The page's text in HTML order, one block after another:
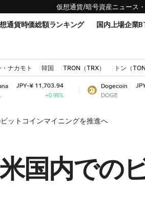
仮想通貨/暗号資産ニュース
通貨時価総額ランキング 国内上場企業
ナカモト 韓国 TRON（TRX） トン（TON
Dogecoin
DOGE
JPY-¥ 11.06
+1.34%
ットコインマイニングを推進へ
国内での